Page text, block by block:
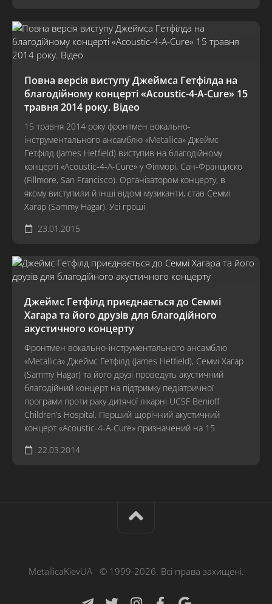
Повна версія виступу Джеймса Гетфілда на
благодійному концерті «Acoustic-4-A-Cure» 15
травня 2014 року. Відео
15 травня 2014 року фронтмен вокально-
інструментального ансамблю «Metallica» Джеймс
Гетфілд (James Hetfield) виступив на благодійному
концерті «Acoustic-4-A-Cure» у Філморі, Сан-Франциско
(Fillmore, San Francisco). Організатором концерту, в
якому виступили й інші відомі музиканти, став Семмі
Хагар (Sammy Hagar). Усі гроші
23.01.2015
Джеймс Гетфілд приєднається до Семмі
Хагара та його друзів для благодійного
акустичного концерту
Фронтмен вокально-інструментального ансамблю
«Metallica» Джеймс Гетфілд (James Hetfield), Семмі Хагар
(Sammy Hagar) та його друзі проведуть акустичний
благодійний концерт на підтримку педіатричної
програми проти раку дитячої лікарні UCSF Benioff
Children’s Hospital. Перший щорічний акустичний
концерт «Acoustic-4-A-Cure» призначений на 15
22.03.2014
MetallicaKievUA © 1999-2026. Всі права захищені.